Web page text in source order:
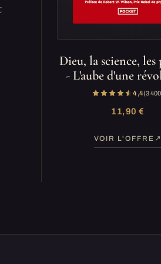
Dieu, la science, les
- L'aube d'une
4,4(3
11,90 €
VOIR L'OFFRE